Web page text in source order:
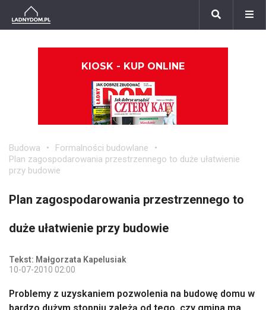
KIOSK - KUP ONLINE
Budowa
Formalności budowlane
Plan zagospodarowania przestrzennego to duże ułatwienie
przy budowie
Plan zagospodarowania przestrzennego to
duże ułatwienie przy budowie
Tekst: Małgorzata Kapelusiak
10-07-2010 02:00
Problemy z uzyskaniem pozwolenia na budowę domu w